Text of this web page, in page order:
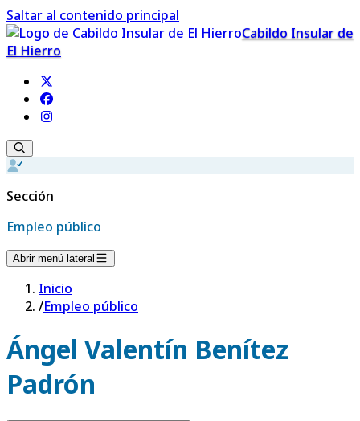
Saltar al contenido principal
Cabildo Insular de
El Hierro
Sección
Empleo público
Abrir menú lateral
Inicio
/Empleo público
Ángel Valentín Benítez
Padrón